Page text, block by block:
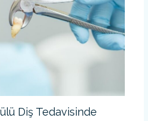
Diş Tedavisinde